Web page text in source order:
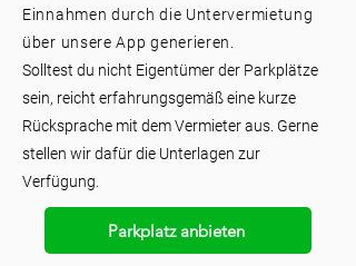
Einnahmen durch die Untervermietung
über unsere App generieren.
Solltest du nicht Eigentümer der Parkplätze
sein, reicht erfahrungsgemäß eine kurze
Rücksprache mit dem Vermieter aus. Gerne
stellen wir dafür die Unterlagen zur
Verfügung.
Parkplatz anbieten